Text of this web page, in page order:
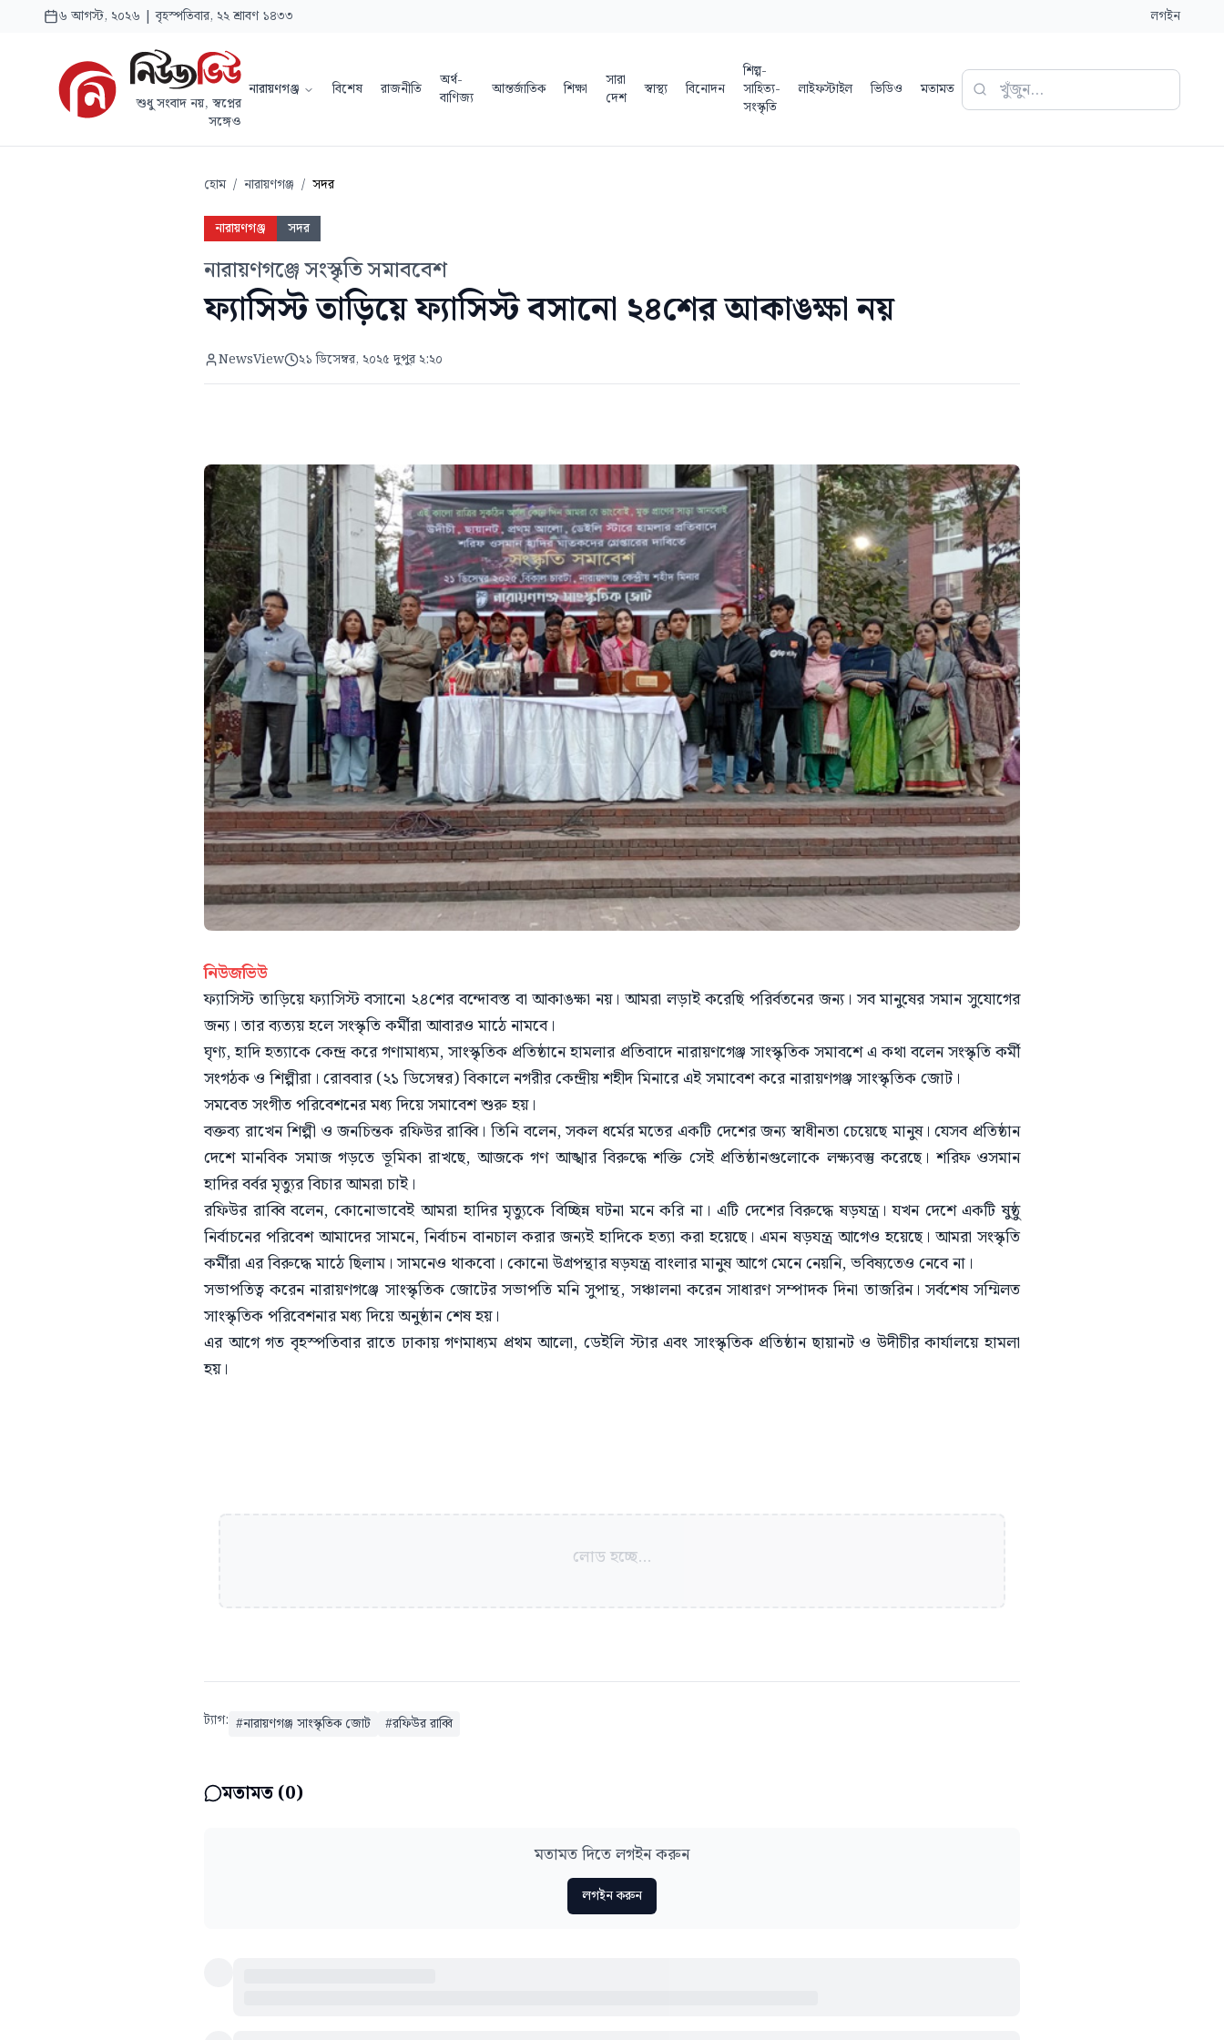
৬ আগস্ট, ২০২৬ | বৃহস্পতিবার, ২২ শ্রাবণ ১৪৩৩ লগইন
শুধু সংবাদ নয়, স্বপ্নের
সঙ্গেও
নারায়ণগঞ্জ বিশেষ রাজনীতি
অর্থ-
বাণিজ্য
আন্তর্জাতিক শিক্ষা
সারা
দেশ
স্বাস্থ্য বিনোদন
শিল্প-
সাহিত্য-
সংস্কৃতি
লাইফস্টাইল ভিডিও মতামত
হোম / নারায়ণগঞ্জ / সদর
নারায়ণগঞ্জ সদর
নারায়ণগঞ্জে সংস্কৃতি সমাববেশ
ফ্যাসিস্ট তাড়িয়ে ফ্যাসিস্ট বসানো ২৪শের আকাঙক্ষা নয়
NewsView ২১ ডিসেম্বর, ২০২৫ দুপুর ২:২০
নিউজভিউ
ফ্যাসিস্ট তাড়িয়ে ফ্যাসিস্ট বসানো ২৪শের বন্দোবস্ত বা আকাঙক্ষা নয়। আমরা লড়াই করেছি পরির্বতনের জন্য। সব মানুষের সমান সুযোগের
জন্য। তার ব্যত্যয় হলে সংস্কৃতি কর্মীরা আবারও মাঠে নামবে।
ঘৃণ্য, হাদি হত্যাকে কেন্দ্র করে গণামাধ্যম, সাংস্কৃতিক প্রতিষ্ঠানে হামলার প্রতিবাদে নারায়ণগেঞ্জ সাংস্কৃতিক সমাবশে এ কথা বলেন সংস্কৃতি কর্মী
সংগঠক ও শিল্পীরা। রোববার (২১ ডিসেম্বর) বিকালে নগরীর কেন্দ্রীয় শহীদ মিনারে এই সমাবেশ করে নারায়ণগঞ্জ সাংস্কৃতিক জোট।
সমবেত সংগীত পরিবেশনের মধ্য দিয়ে সমাবেশ শুরু হয়।
বক্তব্য রাখেন শিল্পী ও জনচিন্তক রফিউর রাব্বি। তিনি বলেন, সকল ধর্মের মতের একটি দেশের জন্য স্বাধীনতা চেয়েছে মানুষ। যেসব প্রতিষ্ঠান
দেশে মানবিক সমাজ গড়তে ভূমিকা রাখছে, আজকে গণ আঙ্খার বিরুদ্ধে শক্তি সেই প্রতিষ্ঠানগুলোকে লক্ষ্যবস্তু করেছে। শরিফ ওসমান
হাদির বর্বর মৃত্যুর বিচার আমরা চাই।
রফিউর রাব্বি বলেন, কোনোভাবেই আমরা হাদির মৃত্যুকে বিচ্ছিন্ন ঘটনা মনে করি না। এটি দেশের বিরুদ্ধে ষড়যন্ত্র। যখন দেশে একটি ষুষ্ঠু
নির্বাচনের পরিবেশ আমাদের সামনে, নির্বাচন বানচাল করার জন্যই হাদিকে হত্যা করা হয়েছে। এমন ষড়যন্ত্র আগেও হয়েছে। আমরা সংস্কৃতি
কর্মীরা এর বিরুদ্ধে মাঠে ছিলাম। সামনেও থাকবো। কোনো উগ্রপন্থার ষড়যন্ত্র বাংলার মানুষ আগে মেনে নেয়নি, ভবিষ্যতেও নেবে না।
সভাপতিত্ব করেন নারায়ণগঞ্জে সাংস্কৃতিক জোটের সভাপতি মনি সুপান্থ, সঞ্চালনা করেন সাধারণ সম্পাদক দিনা তাজরিন। সর্বশেষ সম্মিলত
সাংস্কৃতিক পরিবেশনার মধ্য দিয়ে অনুষ্ঠান শেষ হয়।
এর আগে গত বৃহস্পতিবার রাতে ঢাকায় গণমাধ্যম প্রথম আলো, ডেইলি স্টার এবং সাংস্কৃতিক প্রতিষ্ঠান ছায়ানট ও উদীচীর কার্যালয়ে হামলা
হয়।
লোড হচ্ছে...
ট্যাগ: #নারায়ণগঞ্জ সাংস্কৃতিক জোট #রফিউর রাব্বি
মতামত (0)
মতামত দিতে লগইন করুন
লগইন করুন